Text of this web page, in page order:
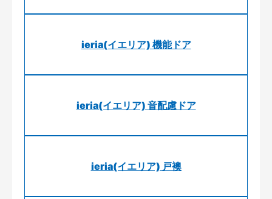
ieria(イエリア) 機能ドア
ieria(イエリア) 音配慮ドア
ieria(イエリア) 戸襖